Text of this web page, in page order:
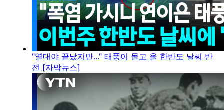
"열대야 끝났지만..." 태풍이 몰고 올 한반도 날씨 반
전 [자막뉴스]